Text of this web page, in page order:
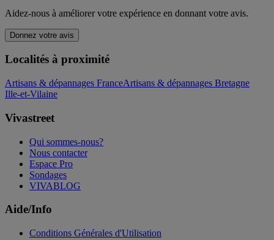
Aidez-nous à améliorer votre expérience en donnant votre avis.
Donnez votre avis
Localités à proximité
Artisans & dépannages FranceArtisans & dépannages Bretagne
Ille-et-Vilaine
Vivastreet
Qui sommes-nous?
Nous contacter
Espace Pro
Sondages
VIVABLOG
Aide/Info
Conditions Générales d'Utilisation